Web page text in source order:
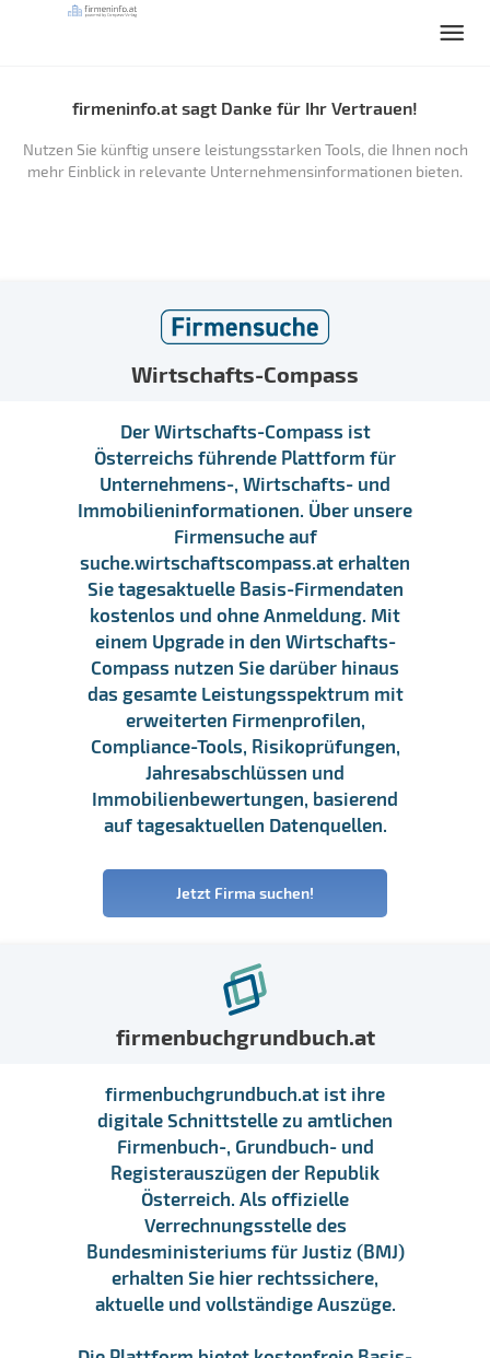
firmeninfo.at sagt Danke für Ihr Vertrauen!
Nutzen Sie künftig unsere leistungsstarken Tools, die Ihnen noch
mehr Einblick in relevante Unternehmensinformationen bieten.
Wirtschafts-Compass
Der Wirtschafts-Compass ist
Österreichs führende Plattform für
Unternehmens-, Wirtschafts- und
Immobilieninformationen. Über unsere
Firmensuche auf
suche.wirtschaftscompass.at erhalten
Sie tagesaktuelle Basis-Firmendaten
kostenlos und ohne Anmeldung. Mit
einem Upgrade in den Wirtschafts-
Compass nutzen Sie darüber hinaus
das gesamte Leistungsspektrum mit
erweiterten Firmenprofilen,
Compliance-Tools, Risikoprüfungen,
Jahresabschlüssen und
Immobilienbewertungen, basierend
auf tagesaktuellen Datenquellen.
Jetzt Firma suchen!
firmenbuchgrundbuch.at
firmenbuchgrundbuch.at ist ihre
digitale Schnittstelle zu amtlichen
Firmenbuch-, Grundbuch- und
Registerauszügen der Republik
Österreich. Als offizielle
Verrechnungsstelle des
Bundesministeriums für Justiz (BMJ)
erhalten Sie hier rechtssichere,
aktuelle und vollständige Auszüge.